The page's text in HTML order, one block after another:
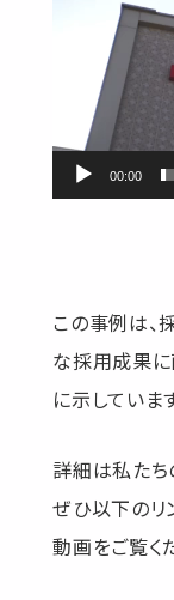
00:00
この事例は、
な採用成果に
に示していま
詳細は私たち
ぜひ以下のリ
動画をご覧く